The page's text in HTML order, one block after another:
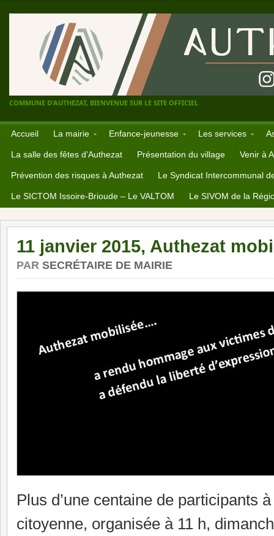
COMMUNE D'AUTHEZAT, BIENVENUE SUR LE SITE OFFICIEL
Accueil La mairie Enfance-jeunesse Les services
La salle des fêtes d’Authezat Présentation du village Venir à
Prévention des risques à Authezat Le Syndicat Intercommunal
Le SICTOM Issoire-Brioude – Le VALTOM Le SIVOM de la
11 janvier 2015, Authezat
PAR SECRÉTAIRE DE MAIRIE
Plus d’une centaine de participants
citoyenne, organisée à 11 h,